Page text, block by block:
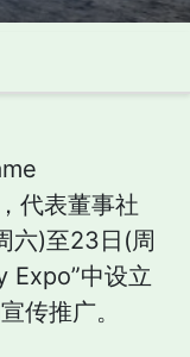
代表董事社
六)至23日(周
Expo”中设立
传推广。